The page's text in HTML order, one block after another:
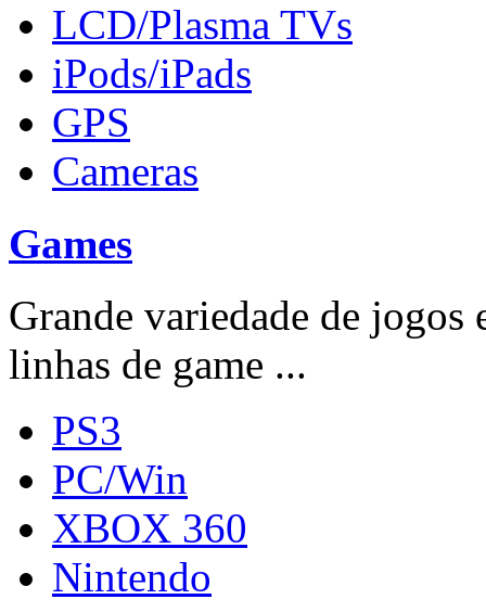
LCD/Plasma TVs
iPods/iPads
GPS
Cameras
Games
Grande variedade de jogos
linhas de game ...
PS3
PC/Win
XBOX 360
Nintendo